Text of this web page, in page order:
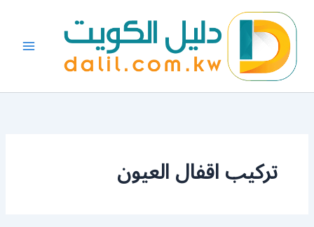
المحتوى
تركيب اقفال العيون